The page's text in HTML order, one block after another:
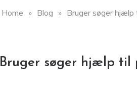
Home » Blog » Bruger søger hjælp
Bruger søger hjælp til